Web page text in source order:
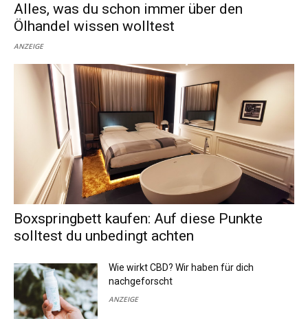
Alles, was du schon immer über den
Ölhandel wissen wolltest
ANZEIGE
Boxspringbett kaufen: Auf diese Punkte
solltest du unbedingt achten
Wie wirkt CBD? Wir haben für dich
nachgeforscht
ANZEIGE